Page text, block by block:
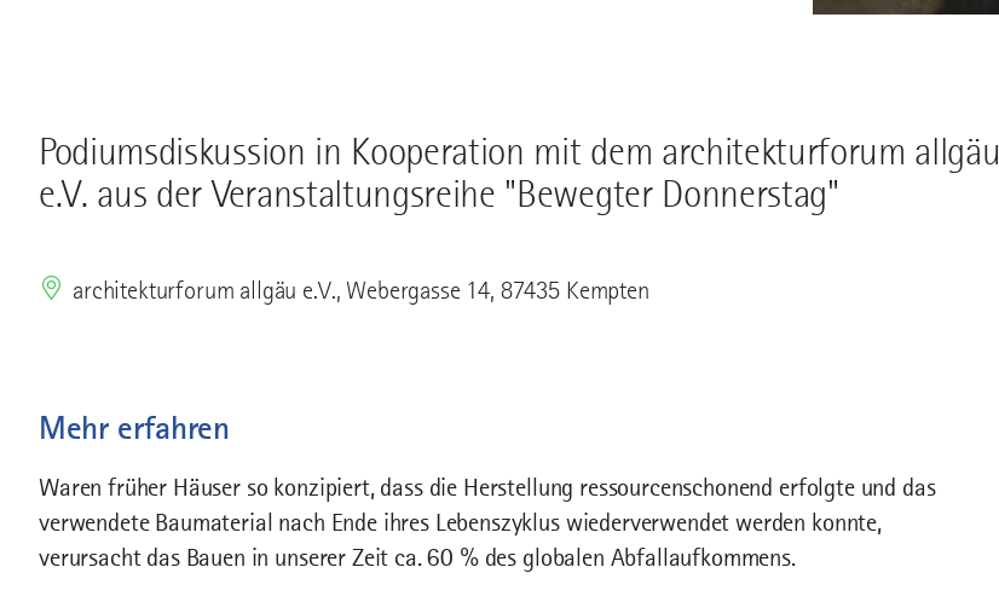
Podiumsdiskussion in Kooperation mit dem architekturforum allgäu
e.V. aus der Veranstaltungsreihe "Bewegter Donnerstag"
architekturforum allgäu e.V., Webergasse 14, 87435 Kempten
Mehr erfahren
Waren früher Häuser so konzipiert, dass die Herstellung ressourcenschonend erfolgte und das
verwendete Baumaterial nach Ende ihres Lebenszyklus wiederverwendet werden konnte,
verursacht das Bauen in unserer Zeit ca. 60 % des globalen Abfallaufkommens.